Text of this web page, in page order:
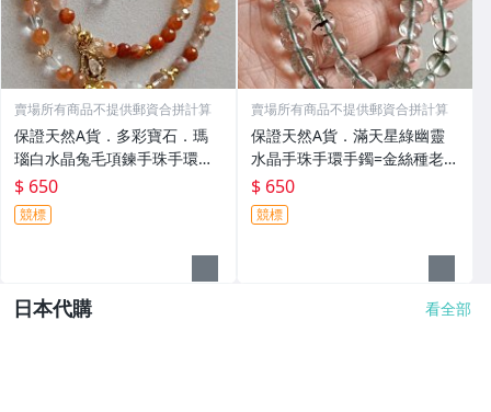
賣場所有商品不提供郵資合拼計算
保證天然A貨．多彩寶石．瑪
瑙白水晶兔毛項鍊手珠手環手
鍊=木那墨翠金絲種老坑種紅翡
翠玻璃種黃翡翠矢車菊藍寶石
祖母綠紅寶石西瓜碧璽金鈦晶
黃寶石拉利瑪石黃金髮晶藍線
$ 650
競標
賣場所有商品不提供郵資合拼計算
保證天然A貨．滿天星綠幽靈
水晶手珠手環手鐲=金絲種老坑
種黃翡翠木拿種墨翠台灣藍寶
石祖母綠紅寶石藍線石拉利瑪
石舒俱萊石丹泉石24K金鈦晶
孔賽石黑蛋白石藍碧璽金髮晶
$ 650
競標
日本代購 看全部